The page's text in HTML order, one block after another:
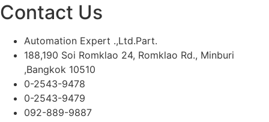
Contact Us
Automation Expert .,Ltd.Part.
188,190 Soi Romklao 24, Romklao Rd., Minburi
,Bangkok 10510
0-2543-9478
0-2543-9479
092-889-9887